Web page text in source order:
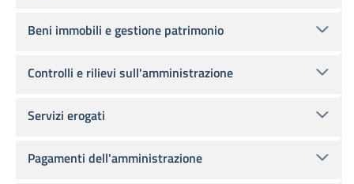
Beni immobili e gestione patrimonio
Controlli e rilievi sull'amministrazione
Servizi erogati
Pagamenti dell'amministrazione